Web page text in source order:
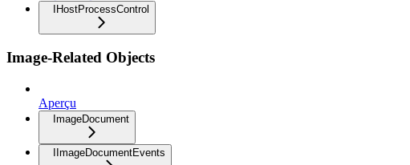
IHostProcessControl
Image-Related Objects
Aperçu
ImageDocument
IImageDocumentEvents